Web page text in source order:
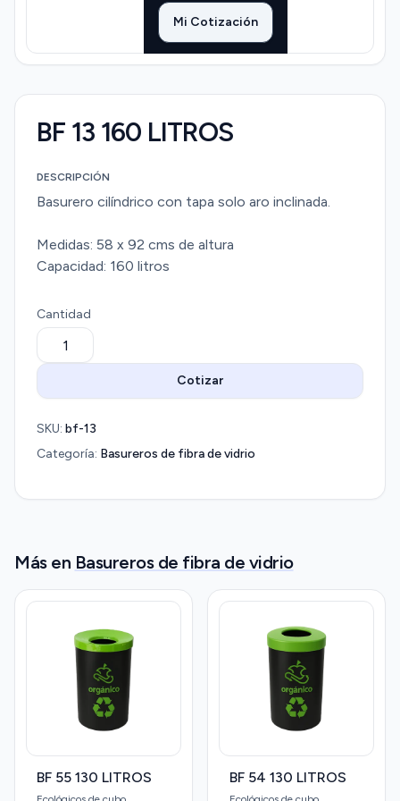
Mi Cotización
BF 13 160 LITROS
DESCRIPCIÓN
Basurero cilíndrico con tapa solo aro inclinada.
Medidas: 58 x 92 cms de altura
Capacidad: 160 litros
Cantidad
Cotizar
SKU: bf-13
Categoría: Basureros de fibra de vidrio
Más en Basureros de fibra de vidrio
BF 55 130 LITROS BF 54 130 LITROS